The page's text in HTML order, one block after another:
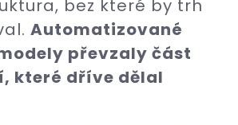
bez které by trh
Automatizované
převzaly část
které dříve dělal